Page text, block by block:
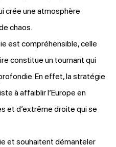
crée une atmosphère
chaos.
est compréhensible, celle
constitue un tournant qui
En effet, la stratégie
à affaiblir l’Europe en
et d’extrême droite qui se
et souhaitent démanteler